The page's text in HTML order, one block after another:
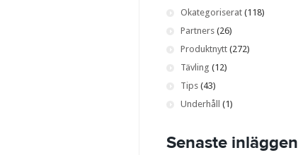
Okategoriserat (118)
Partners (26)
Produktnytt (272)
Tävling (12)
Tips (43)
Underhåll
(1)
Senaste inläggen